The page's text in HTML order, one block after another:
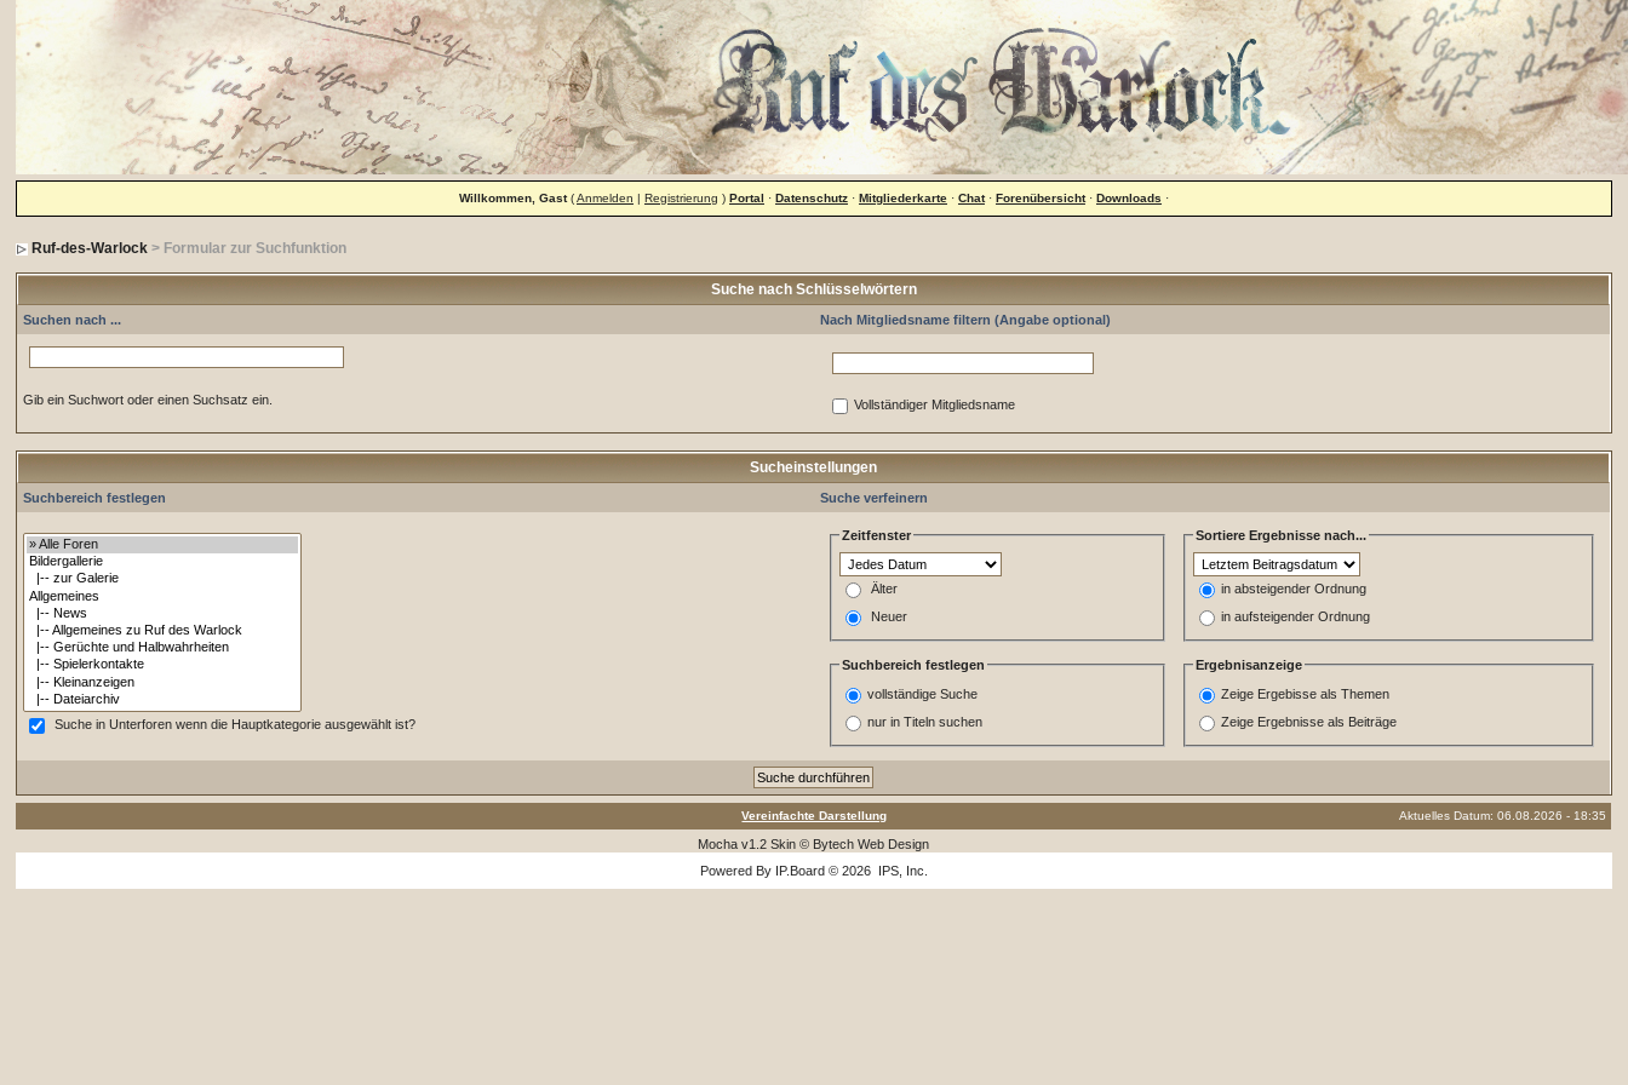
Willkommen, Gast(Anmelden | Registrierung ) Portal · Datenschutz· Mitgliederkarte· Chat· Forenübersicht· Downloads ·
Ruf-des-Warlock > Formular zur Suchfunktion
Suche nach Schlüsselwörtern
Suchen nach ... Nach Mitgliedsname filtern (Angabe optional)
Gib ein Suchwort oder einen Suchsatz ein. Vollständiger Mitgliedsname
Sucheinstellungen
Suchbereich festlegen Suche verfeinern
Suche in Unterforen wenn die Hauptkategorie ausgewählt ist?
Zeitfenster
Älter
Neuer
Sortiere Ergebnisse nach...
in absteigender Ordnung
in aufsteigender Ordnung
Suchbereich festlegen
vollständige Suche
nur in Titeln suchen
Ergebnisanzeige
Zeige Ergebisse als Themen
Zeige Ergebnisse als Beiträge
Vereinfachte Darstellung Aktuelles Datum: 06.08.2026 - 18:35
Mocha v1.2 Skin © Bytech Web Design
Powered By IP.Board© 2026 IPS, Inc